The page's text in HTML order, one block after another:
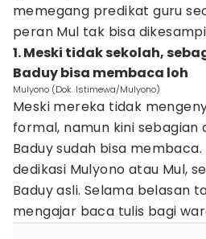
memegang predikat guru
peran Mul tak bisa
1. Meski tidak sekolah,
Baduy bisa membaca loh
Mulyono (Dok. Istimewa/Mulyono)
Meski mereka tidak
formal, namun kini
Baduy sudah bisa
dedikasi Mulyono atau Mul,
Baduy asli. Selama belasan
mengajar baca tulis bagi